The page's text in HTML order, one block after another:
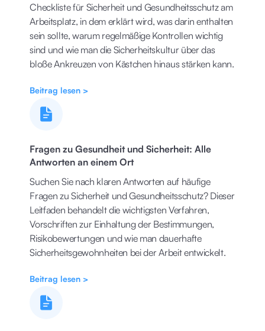
Checkliste für Sicherheit und Gesundheitsschutz am
Arbeitsplatz, in dem erklärt wird, was darin enthalten
sein sollte, warum regelmäßige Kontrollen wichtig
sind und wie man die Sicherheitskultur über das
bloße Ankreuzen von Kästchen hinaus stärken kann.
Beitrag lesen >
Fragen zu Gesundheit und Sicherheit: Alle
Antworten an einem Ort
Suchen Sie nach klaren Antworten auf häufige
Fragen zu Sicherheit und Gesundheitsschutz? Dieser
Leitfaden behandelt die wichtigsten Verfahren,
Vorschriften zur Einhaltung der Bestimmungen,
Risikobewertungen und wie man dauerhafte
Sicherheitsgewohnheiten bei der Arbeit entwickelt.
Beitrag lesen >